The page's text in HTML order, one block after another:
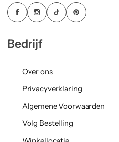
Bedrijf
Over ons
Privacyverklaring
Algemene Voorwaarden
Volg Bestelling